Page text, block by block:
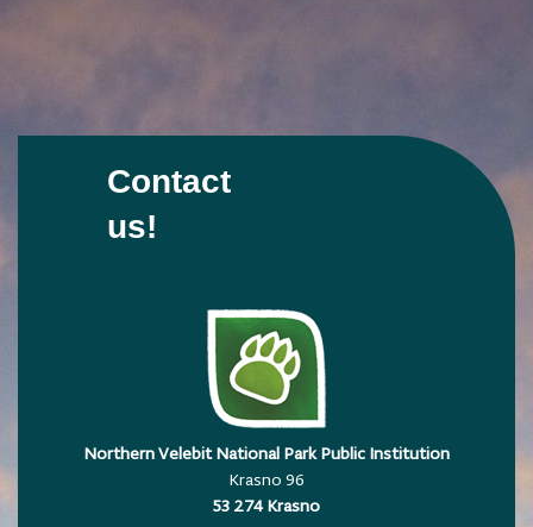
Contact
us!
Northern Velebit National Park Public Institution
Krasno 96
53 274 Krasno